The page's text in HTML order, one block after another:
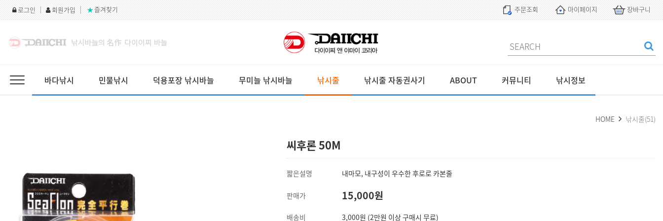
Home
로그인 회원가입 즐겨찾기 주문조회 마이페이지 장바구니
바다낚시 민물낚시 덕용포장 낚시바늘 무미늘 낚시바늘 낚시줄 낚시줄 자동권사기 ABOUT 커뮤니티 낚시정보
HOME 낚시줄(51)
씨후론 50M
짧은설명 내마모, 내구성이 우수한 후로로 카본줄
판매가 15,000원
배송비 3,000원 (2만원 이상 구매시 무료)